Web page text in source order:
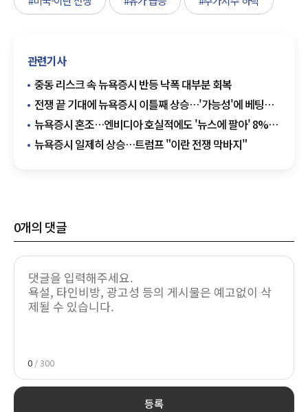
관련기사
중동 리스크 속 뉴욕증시 반등 낙폭 대부분 회복
전쟁 끝 기대에 뉴욕증시 이틀째 상승…'가능성'에 베팅한
시장
뉴욕증시 혼조…엔비디아 호실적에도 '뉴스에 팔아' 8%
급락
뉴욕증시 일제히 상승…트럼프 "이란 전쟁 막바지"
0개의 댓글
0 / 300
등록